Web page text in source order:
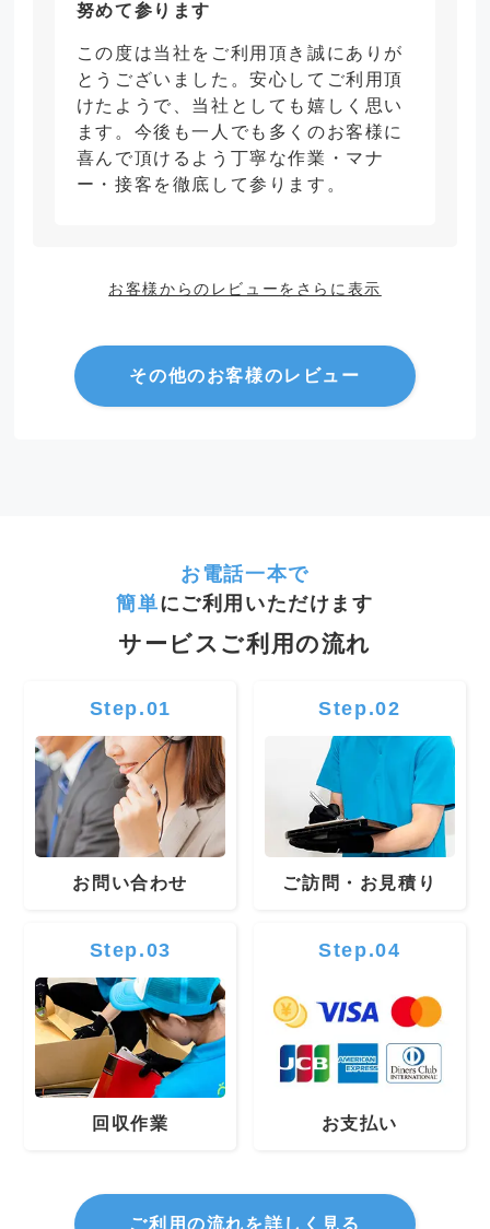
努めて参ります
この度は当社をご利用頂き誠にありが
とうございました。安心してご利用頂
けたようで、当社としても嬉しく思い
ます。今後も一人でも多くのお客様に
喜んで頂けるよう丁寧な作業・マナ
ー・接客を徹底して参ります。
お客様からのレビューをさらに表示
その他のお客様のレビュー
お電話一本で
簡単にご利用いただけます
サービスご利用の流れ
Step.01
お問い合わせ
Step.02
ご訪問・お見積り
Step.03
回収作業
Step.04
お支払い
ご利用の流れを詳しく見る